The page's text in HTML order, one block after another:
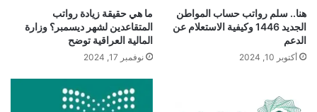
هنا.. سلم رواتب حساب المواطن
الجديد 1446 وكيفية الاستعلام عن
الدعم
أكتوبر 10, 2024
ما هي حقيقة زيادة رواتب
المتقاعدين لشهر ديسمبر؟ وزارة
المالية العراقية توضح
نوفمبر 17, 2024